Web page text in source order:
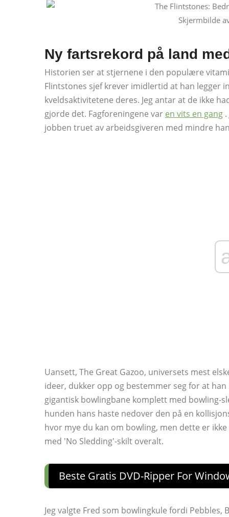
Skjermbilde
Ny fartsrekord på land
Historien ser at stjernene i den populære
Flintstones sjef krever imidlertid at han legger
kveldsaktivitetene deres. Jeg antar at de ikke
gjorde det. Fagforeningene var en vits en gang
jobben truet av arbeidsgiveren med mindre
Uansett, The Great Gazoo, universets mest
ideer, dukker opp og bestemmer seg for at
gigantisk bowlingbane komplett med bowling-
hunden hans haste nedover den på en
hvor mye du kan om bowling, men dette er
med 'No Sledding'-skilt overalt.
Beste Gratis DVD-Ripper For
Jeg valgte Fred som bowlingkule fordi